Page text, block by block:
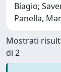
Biagio;
Panella,
Mostrati
di 2